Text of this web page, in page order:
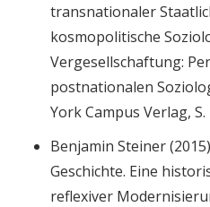
transnationaler
kosmopolitische
Vergesellschaftung:
postnationalen
York Campus Verlag, S.
Benjamin Steiner
Geschichte. Eine
reflexiver